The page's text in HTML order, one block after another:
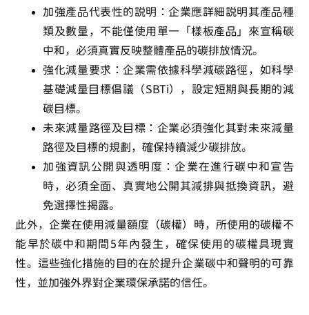
加強產品代表性的說明 ：企業應詳細說明其產品種
類及數量，不能僅使用單一「樣板產品」來宣稱碳
中和，必須真實反映整體產品的碳排放情況。
強化減量要求 ：企業需依據科學減碳路徑，如科學
基礎減量目標倡議（SBTi） ，設定短期與長期的減
碳目標。
未來減量路徑及目標 ：企業必須強化其對未來減量
路徑及目標的規劃，確保持續減少碳排放。
加強資訊公開與透明度 ：企業在進行碳中和宣告
時，必須全面、真實地公開其減排與抵換資訊，避
免選擇性揭露。
此外，企業在使用減量額度（碳權）時，所使用的碳權不
能早於碳中和期間5年內發生，確保使用的碳權具現實
性。這些強化措施的目的在於提升企業碳中和聲明的可靠
性，並加強外界對企業環保承諾的信任。